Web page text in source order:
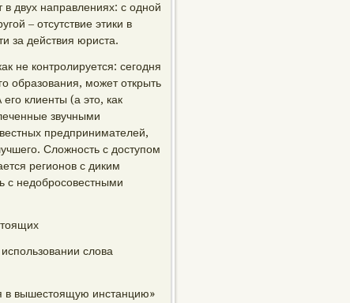
в двух направлениях: с одной
– отсутствие этики в
за действия юриста.
не контролируется: сегодня
образования, может открыть
клиенты (а это, как
звучными
предпринимателей,
Сложность с доступом
регионов с диким
с недобросовестными
слова
в вышестоящую инстанцию»